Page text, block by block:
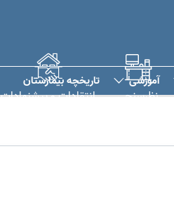
نظرسنجی انتقادات و پیشنهادات
آموزشی تاریخچه بیمارستان